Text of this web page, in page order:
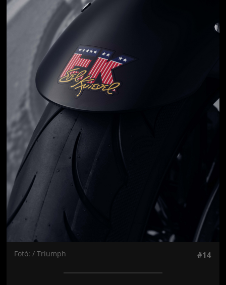
Fotó: / Triumph #14